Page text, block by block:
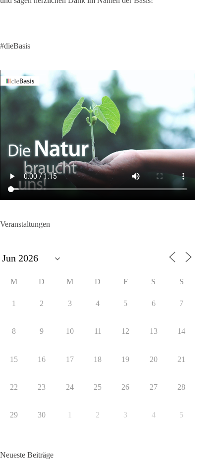
#dieBasis
Veranstaltungen
M D M D F S S
1 2 3 4 5 6 7
8 9 10 11 12 13 14
15 16 17 18 19 20 21
22 23 24 25 26 27 28
29 30 1 2 3 4 5
Neueste Beiträge